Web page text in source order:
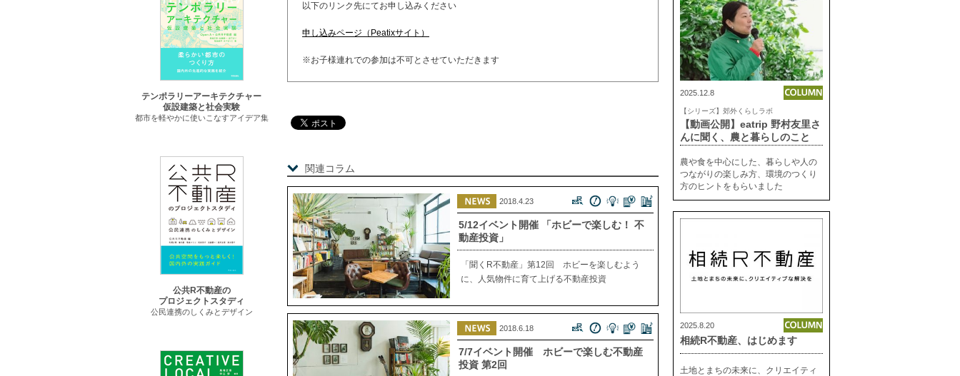
以下のリンク先にてお申し込みください
申し込みページ（Peatixサイト）
※お子様連れでの参加は不可とさせていただきます
関連コラム
2018.4.23
5/12イベント開催 「ホビーで楽しむ！ 不
動産投資」
「聞くR不動産」第12回 ホビーを楽しむよう
に、人気物件に育て上げる不動産投資
2018.6.18
7/7イベント開催 ホビーで楽しむ不動産
投資 第2回
2025.12.8
【シリーズ】郊外くらしラボ
【動画公開】eatrip 野村友里さ
んに聞く、農と暮らしのこと
農や食を中心にした、暮らしや人の
つながりの楽しみ方、環境のつくり
方のヒントをもらいました
2025.8.20
相続R不動産、はじめます
土地とまちの未来に、クリエイティ
テンポラリーアーキテクチャー
仮設建築と社会実験
都市を軽やかに使いこなすアイデア集
公共R不動産の
プロジェクトスタディ
公民連携のしくみとデザイン